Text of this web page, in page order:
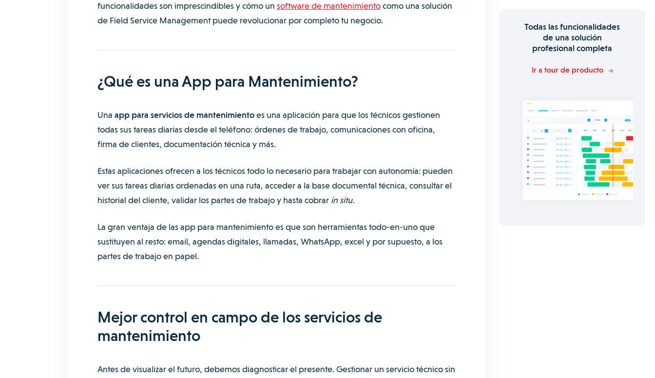
funcionalidades son imprescindibles y cómo un software de mantenimientocomo una solución
de Field Service Management puede revolucionar por completo tu negocio.
¿Qué es una App para Mantenimiento?
Una app para servicios de mantenimientoes una aplicación para que los técnicos gestionen
todas sus tareas diarias desde el teléfono: órdenes de trabajo, comunicaciones con oficina,
firma de clientes, documentación técnica y más.
Estas aplicaciones ofrecen a los técnicos todo lo necesario para trabajar con autonomía: pueden
ver sus tareas diarias ordenadas en una ruta, acceder a la base documental técnica, consultar el
historial del cliente, validar los partes de trabajo y hasta cobrar in situ.
La gran ventaja de las app para mantenimiento es que son herramientas todo-en-uno que
sustituyen al resto: email, agendas digitales, llamadas, WhatsApp, excel y por supuesto, a los
partes de trabajo en papel.
Mejor control en campo de los servicios de
mantenimiento
Antes de visualizar el futuro, debemos diagnosticar el presente. Gestionar un servicio técnico sin
Todas las funcionalidades
de una solución
profesional completa
Ir a tour de producto